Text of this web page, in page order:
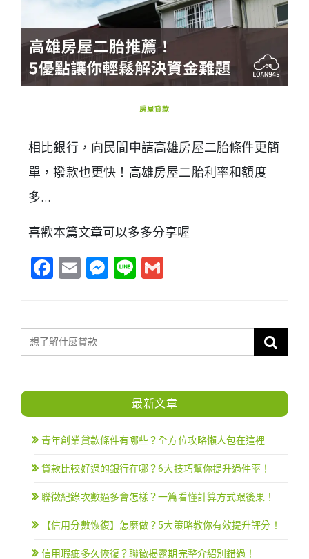
房屋貸款
相比銀行，向民間申請高雄房屋二胎條件更簡
單，撥款也更快！高雄房屋二胎利率和額度
多…
喜歡本篇文章可以多多分享喔
Facebook
EmailMessenger
Line
最新文章
青年創業貸款條件有哪些？全方位攻略懶人包在這裡
貸款比較好過的銀行在哪？6大技巧幫你提升過件率！
聯徵紀錄次數過多會怎樣？一篇看懂計算方式跟後果！
【信用分數恢復】怎麼做？5大策略教你有效提升評分！
信用瑕疵多久恢復？聯徵揭露期完整介紹別錯過！